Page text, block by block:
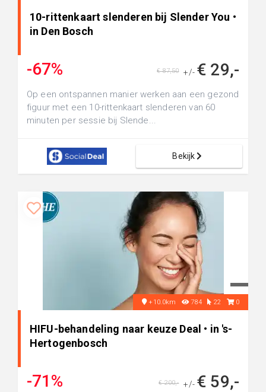
10-rittenkaart slenderen bij Slender You •
in Den Bosch
-67% +/- € 29,-
€ 87,50
Op een ontspannen manier werken aan een gezond
figuur met een 10-rittenkaart slenderen van 60
minuten per sessie bij Slende...
Bekijk
+10.0km 784 22 0
HIFU-behandeling naar keuze Deal • in 's-
Hertogenbosch
-71% +/- € 59,-
€ 200,-